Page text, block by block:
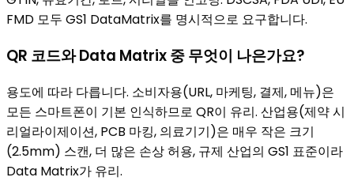
FMD 모두 GS1 DataMatrix를 명시적으로 요구합니다.
QR 코드와 Data Matrix 중 무엇이 나은가요?
용도에 따라 다릅니다. 소비자용(URL, 마케팅, 결제, 메뉴)은
모든 스마트폰이 기본 인식하므로 QR이 유리. 산업용(제약 시
리얼라이제이션, PCB 마킹, 의료기기)은 매우 작은 크기
(2.5mm) 스캔, 더 많은 손상 허용, 규제 산업의 GS1 표준이라
Data Matrix가 유리.